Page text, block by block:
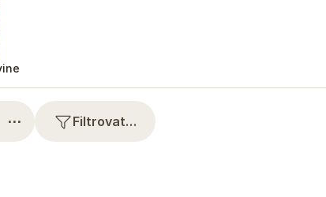
⋯ Filtrovat…